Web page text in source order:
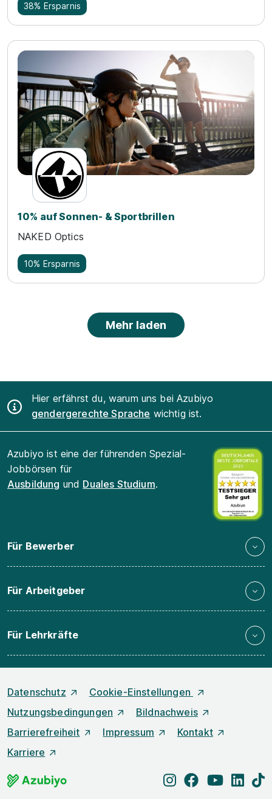
38% Ersparnis
10% auf Sonnen- & Sportbrillen
NAKED Optics
10% Ersparnis
Mehr laden
Hier erfährst du, warum uns bei Azubiyo
gendergerechte Sprache wichtig ist.
Azubiyo ist eine der führenden Spezial-
Jobbörsen für
Ausbildung und Duales Studium.
Für Bewerber
Für Arbeitgeber
Für Lehrkräfte
Datenschutz
Cookie-Einstellungen
Nutzungsbedingungen
Bildnachweis
Barrierefreiheit
Impressum
Kontakt
Karriere
instagram
facebookyoutube